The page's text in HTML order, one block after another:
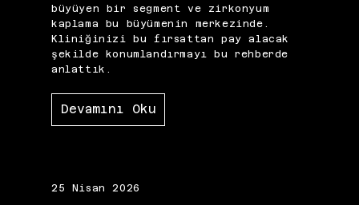
büyüyen bir segment ve zirkonyum
kaplama bu büyümenin merkezinde.
Kliniğinizi bu fırsattan pay alacak
şekilde konumlandırmayı bu rehberde
anlattık.
Devamını Oku
25 Nisan 2026